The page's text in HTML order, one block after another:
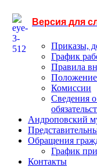
Версия для
Приказы,
График
Правила
Положение
Комиссии
Сведения
Андроповский
Обращения
График
Контакты